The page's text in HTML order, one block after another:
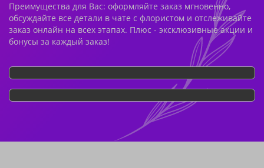
Преимущества для Вас: оформляйте заказ мгновенно,
обсуждайте все детали в чате с флористом и отслеживайте
заказ онлайн на всех этапах. Плюс - эксклюзивные акции и
бонусы за каждый заказ!